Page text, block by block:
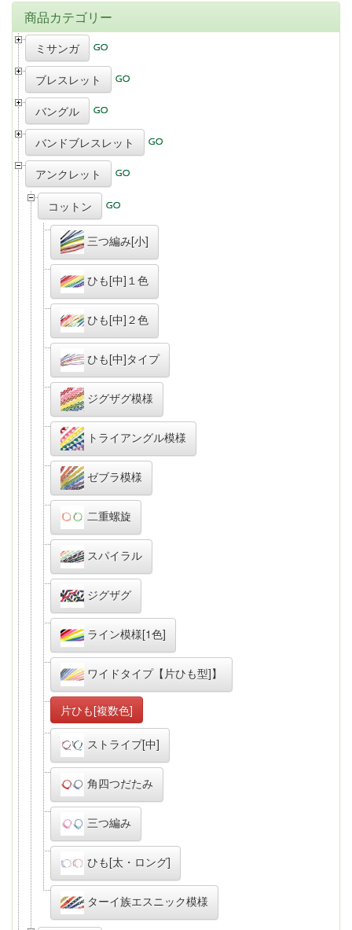
商品カテゴリー
ミサンガ
ブレスレット
バングル
バンドブレスレット
アンクレット
コットン
三つ編み[小]
ひも[中]１色
ひも[中]２色
ひも[中]タイプ
ジグザグ模様
トライアングル模様
ゼブラ模様
二重螺旋
スパイラル
ジグザグ
ライン模様[1色]
ワイドタイプ【片ひも型]】
片ひも[複数色]
ストライプ[中]
角四つだたみ
三つ編み
ひも[太・ロング]
ターイ族エスニック模様